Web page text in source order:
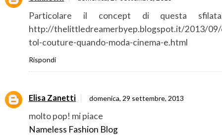
Particolare il concept di questa
http://thelittledreamerbyep.blogspot.it/2013/09/
tol-couture-quando-moda-cinema-e.html
Rispondi
Elisa Zanetti domenica, 29 settembre, 2013
molto pop! mi piace
Nameless Fashion Blog